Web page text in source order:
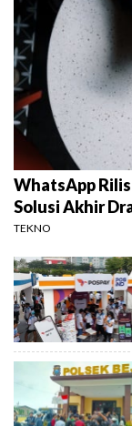
WhatsApp
Solusi Akhir
TEKNO